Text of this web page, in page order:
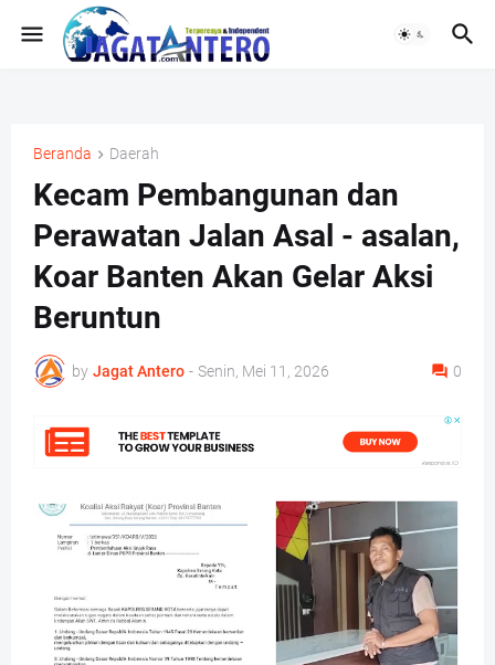
Beranda Daerah
Kecam Pembangunan dan
Perawatan Jalan Asal - asalan,
Koar Banten Akan Gelar Aksi
Beruntun
by Jagat Antero - Senin, Mei 11, 2026 0